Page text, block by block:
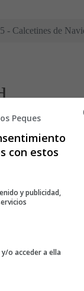
- Calcetines de
Peques
con estos
y publicidad,
o acceder a ella